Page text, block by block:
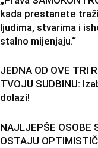
kada prestanete
ljudima, stvarima i
stalno mijenjaju.“
JEDNA OD OVE TRI
TVOJU SUDBINU:
dolazi!
NAJLJEPŠE OSOBE
OSTAJU